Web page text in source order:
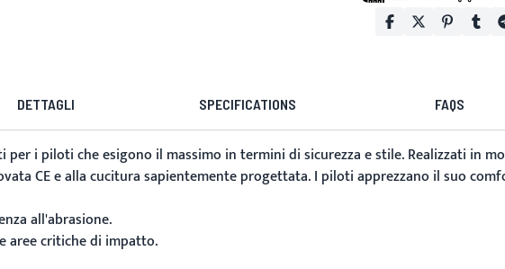
DETTAGLI SPECIFICATIONS FAQS
i piloti che esigono il massimo in termini di sicurezza e stile. Realizzati in
CE e alla cucitura sapientemente progettata. I piloti apprezzano il suo
all'abrasione.
aree critiche di impatto.